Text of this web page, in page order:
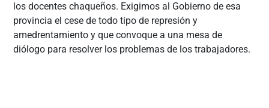
los docentes chaqueños. Exigimos al Gobierno de esa
provincia el cese de todo tipo de represión y
amedrentamiento y que convoque a una mesa de
diólogo para resolver los problemas de los trabajadores.